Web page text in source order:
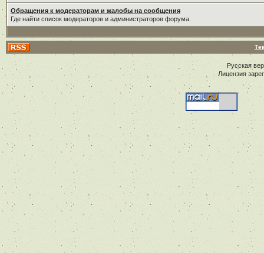
Обращения к модераторам и жалобы на сообщения
Где найти список модераторов и администраторов форума.
Русская
Лицензия